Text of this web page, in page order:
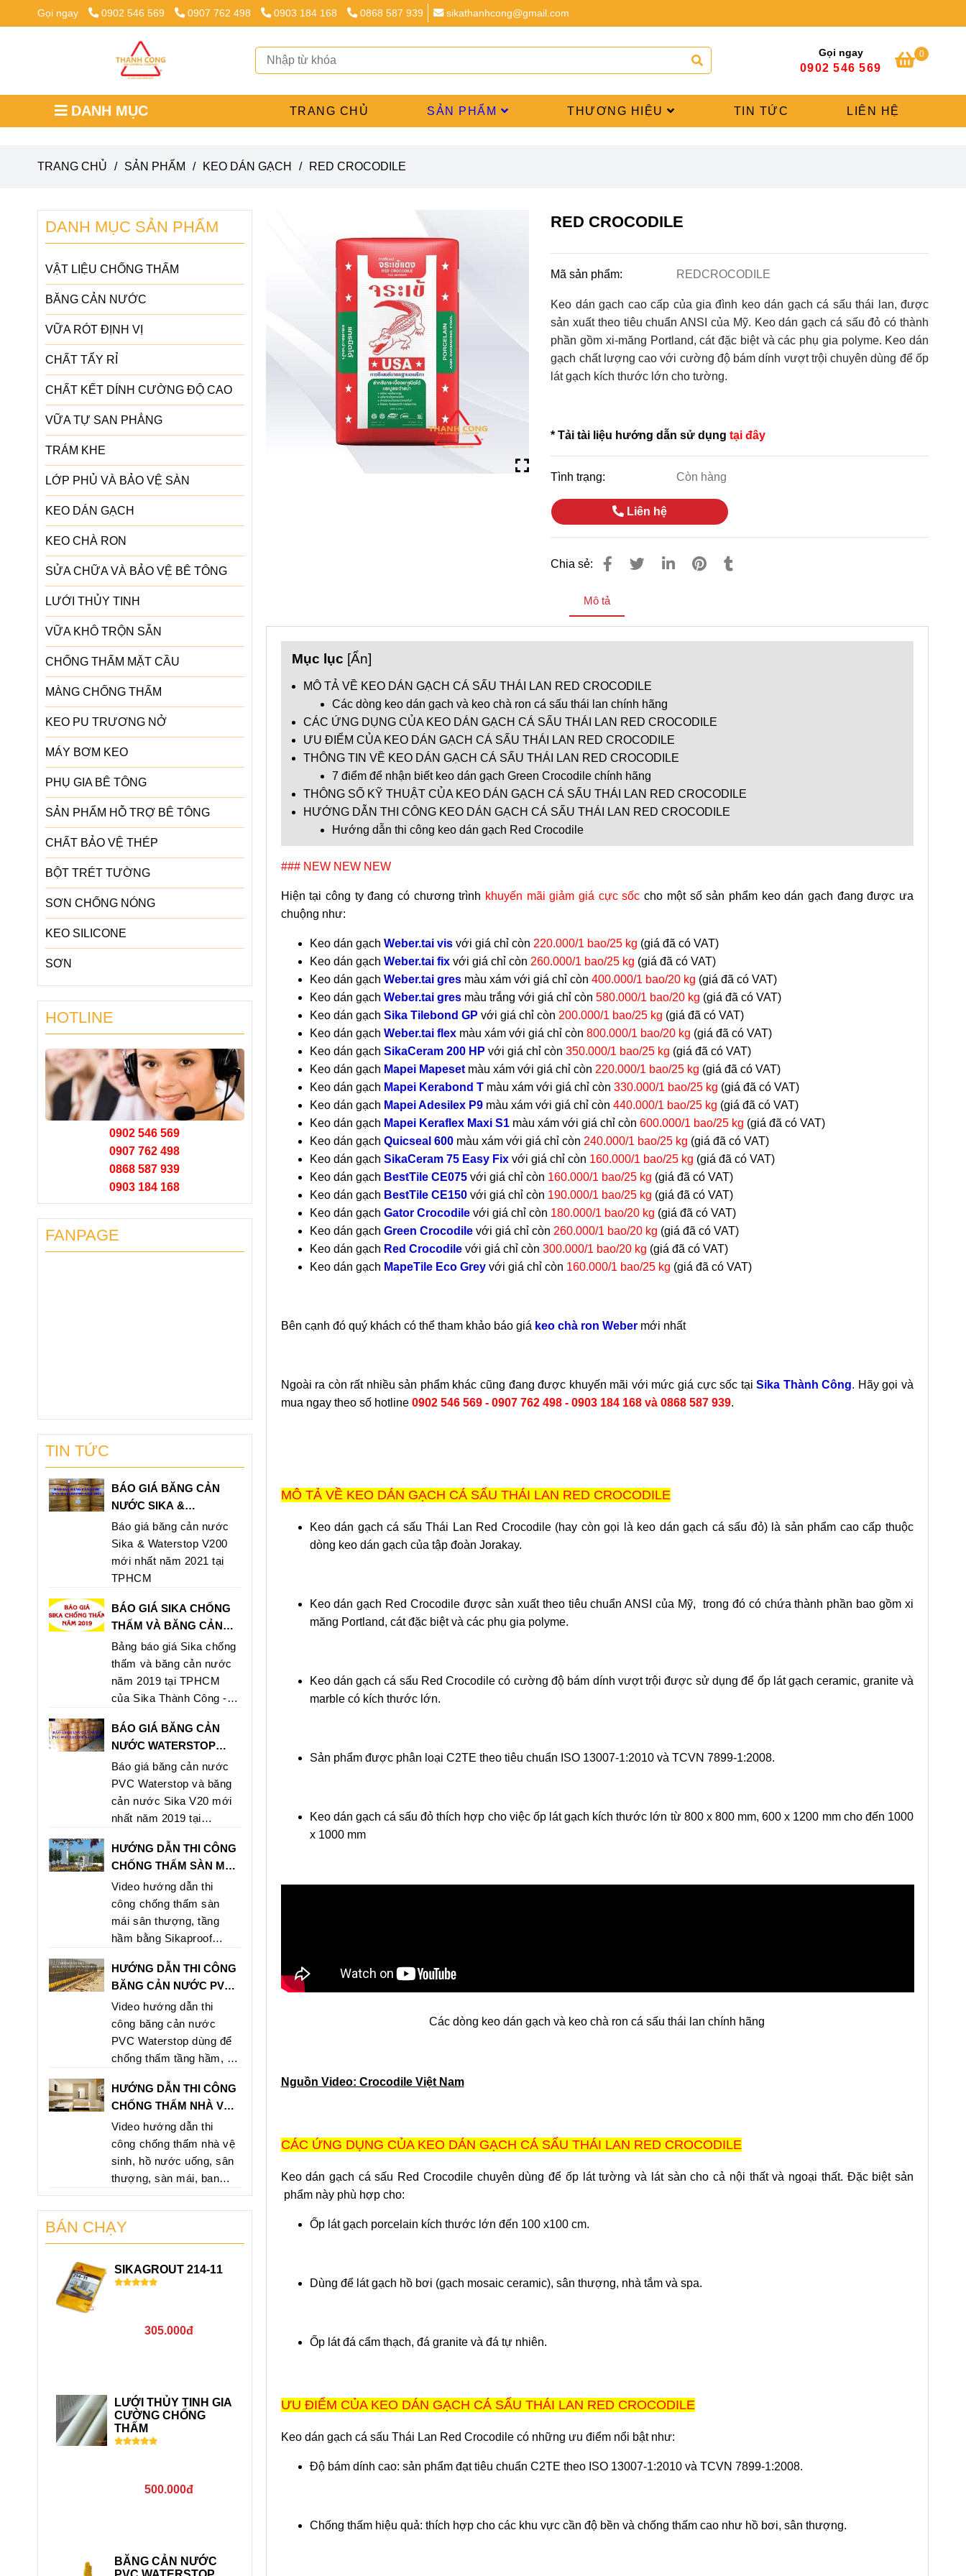
Gọi ngay 0902 546 569 0907 762 498 0903 184 168 0868 587 939 sikathanhcong@gmail.com
Gọi ngay
0902 546 569
0
DANH MỤC TRANG CHỦ SẢN PHẨM THƯƠNG HIỆU TIN TỨC LIÊN HỆ
TRANG CHỦ / SẢN PHẨM / KEO DÁN GẠCH / RED CROCODILE
RED CROCODILE
Mã sản phẩm: REDCROCODILE
Keo dán gạch cao cấp của gia đình keo dán gạch cá sấu thái lan, được
sản xuất theo tiêu chuẩn ANSI của Mỹ. Keo dán gạch cá sấu đỏ có thành
phần gồm xi-măng Portland, cát đặc biệt và các phụ gia polyme. Keo dán
gạch chất lượng cao với cường độ bám dính vượt trội chuyên dùng để ốp
lát gạch kích thước lớn cho tường.
*Tải tài liệu hướng dẫn sử dụng tại đây
Tình trạng: Còn hàng
Liên hệ
Chia sẻ:
Mô tả
Mục lục [Ẩn]
MÔ TẢ VỀ KEO DÁN GẠCH CÁ SẤU THÁI LAN RED CROCODILE
Các dòng keo dán gạch và keo chà ron cá sấu thái lan chính hãng
CÁC ỨNG DỤNG CỦA KEO DÁN GẠCH CÁ SẤU THÁI LAN RED CROCODILE
ƯU ĐIỂM CỦA KEO DÁN GẠCH CÁ SẤU THÁI LAN RED CROCODILE
THÔNG TIN VỀ KEO DÁN GẠCH CÁ SẤU THÁI LAN RED CROCODILE
7 điểm để nhận biết keo dán gạch Green Crocodile chính hãng
THÔNG SỐ KỸ THUẬT CỦA KEO DÁN GẠCH CÁ SẤU THÁI LAN RED CROCODILE
HƯỚNG DẪN THI CÔNG KEO DÁN GẠCH CÁ SẤU THÁI LAN RED CROCODILE
Hướng dẫn thi công keo dán gạch Red Crocodile
### NEW NEW NEW
Hiện tại công ty đang có chương trình khuyến mãi giảm giá cực sốc cho một số sản phẩm keo dán gạch đang được ưa
chuộng như:
Keo dán gạch Weber.tai visvới giá chỉ còn 220.000/1 bao/25 kg (giá đã có VAT)
Keo dán gạch Weber.tai fixvới giá chỉ còn 260.000/1 bao/25 kg (giá đã có VAT)
Keo dán gạch Weber.tai gresmàu xám với giá chỉ còn 400.000/1 bao/20 kg (giá đã có VAT)
Keo dán gạch Weber.tai gresmàu trắng với giá chỉ còn 580.000/1 bao/20 kg (giá đã có VAT)
Keo dán gạch Sika Tilebond GP với giá chỉ còn 200.000/1 bao/25 kg (giá đã có VAT)
Keo dán gạch Weber.tai flexmàu xám với giá chỉ còn 800.000/1 bao/20 kg (giá đã có VAT)
Keo dán gạch SikaCeram 200 HP với giá chỉ còn 350.000/1 bao/25 kg (giá đã có VAT)
Keo dán gạch Mapei Mapesetmàu xám với giá chỉ còn 220.000/1 bao/25 kg (giá đã có VAT)
Keo dán gạch Mapei Kerabond Tmàu xám với giá chỉ còn 330.000/1 bao/25 kg (giá đã có VAT)
Keo dán gạch Mapei Adesilex P9màu xám với giá chỉ còn 440.000/1 bao/25 kg (giá đã có VAT)
Keo dán gạch Mapei Keraflex Maxi S1màu xám với giá chỉ còn 600.000/1 bao/25 kg (giá đã có VAT)
Keo dán gạch Quicseal 600 màu xám với giá chỉ còn 240.000/1 bao/25 kg (giá đã có VAT)
Keo dán gạch SikaCeram 75 Easy Fixvới giá chỉ còn 160.000/1 bao/25 kg (giá đã có VAT)
Keo dán gạch BestTile CE075với giá chỉ còn 160.000/1 bao/25 kg (giá đã có VAT)
Keo dán gạch BestTile CE150với giá chỉ còn 190.000/1 bao/25 kg (giá đã có VAT)
Keo dán gạch Gator Crocodilevới giá chỉ còn 180.000/1 bao/20 kg (giá đã có VAT)
Keo dán gạch Green Crocodilevới giá chỉ còn 260.000/1 bao/20 kg (giá đã có VAT)
Keo dán gạch Red Crocodilevới giá chỉ còn 300.000/1 bao/20 kg (giá đã có VAT)
Keo dán gạch MapeTile Eco Greyvới giá chỉ còn 160.000/1 bao/25 kg (giá đã có VAT)
Bên cạnh đó quý khách có thể tham khảo báo giá keo chà ron Webermới nhất
Ngoài ra còn rất nhiều sản phẩm khác cũng đang được khuyến mãi với mức giá cực sốc tạiSika Thành Công. Hãy gọi và
mua ngay theo số hotline 0902 546 569 - 0907 762 498 - 0903 184 168 và 0868 587 939.
MÔ TẢ VỀ KEO DÁN GẠCH CÁ SẤU THÁI LAN RED CROCODILE
Keo dán gạch cá sấu Thái Lan Red Crocodile (hay còn gọi là keo dán gạch cá sấu đỏ) là sản phẩm cao cấp thuộc
dòng keo dán gạch của tập đoàn Jorakay.
Keo dán gạch Red Crocodile được sản xuất theo tiêu chuẩn ANSI của Mỹ, trong đó có chứa thành phần bao gồm xi
măng Portland, cát đặc biệt và các phụ gia polyme.
Keo dán gạch cá sấu Red Crocodile có cường độ bám dính vượt trội được sử dụng để ốp lát gạch ceramic, granite và
marble có kích thước lớn.
Sản phẩm được phân loại C2TE theo tiêu chuẩn ISO 13007-1:2010 và TCVN 7899-1:2008.
Keo dán gạch cá sấu đỏ thích hợp cho việc ốp lát gạch kích thước lớn từ 800 x 800 mm, 600 x 1200 mm cho đến 1000
x 1000 mm
Các dòng keo dán gạch và keo chà ron cá sấu thái lan chính hãng
Nguồn Video: Crocodile Việt Nam
CÁC ỨNG DỤNG CỦA KEO DÁN GẠCH CÁ SẤU THÁI LAN RED CROCODILE
Keo dán gạch cá sấu Red Crocodile chuyên dùng để ốp lát tường và lát sàn cho cả nội thất và ngoại thất. Đặc biệt sản
phẩm này phù hợp cho:
Ốp lát gạch porcelain kích thước lớn đến 100 x100 cm.
Dùng để lát gạch hồ bơi (gạch mosaic ceramic), sân thượng, nhà tắm và spa.
Ốp lát đá cẩm thạch, đá granite và đá tự nhiên.
ƯU ĐIỂM CỦA KEO DÁN GẠCH CÁ SẤU THÁI LAN RED CROCODILE
Keo dán gạch cá sấu Thái Lan Red Crocodile có những ưu điểm nổi bật như:
Độ bám dính cao: sản phẩm đạt tiêu chuẩn C2TE theo ISO 13007-1:2010 và TCVN 7899-1:2008.
Chống thấm hiệu quả: thích hợp cho các khu vực cần độ bền và chống thấm cao như hồ bơi, sân thượng.
DANH MỤC SẢN PHẨM
VẬT LIỆU CHỐNG THẤM
BĂNG CẢN NƯỚC
VỮA RÓT ĐỊNH VỊ
CHẤT TẨY RỈ
CHẤT KẾT DÍNH CƯỜNG ĐỘ CAO
VỮA TỰ SAN PHẲNG
TRÁM KHE
LỚP PHỦ VÀ BẢO VỆ SÀN
KEO DÁN GẠCH
KEO CHÀ RON
SỬA CHỮA VÀ BẢO VỆ BÊ TÔNG
LƯỚI THỦY TINH
VỮA KHÔ TRỘN SẴN
CHỐNG THẤM MẶT CẦU
MÀNG CHỐNG THẤM
KEO PU TRƯƠNG NỞ
MÁY BƠM KEO
PHỤ GIA BÊ TÔNG
SẢN PHẨM HỖ TRỢ BÊ TÔNG
CHẤT BẢO VỆ THÉP
BỘT TRÉT TƯỜNG
SƠN CHỐNG NÓNG
KEO SILICONE
SƠN
HOTLINE
0902 546 569
0907 762 498
0868 587 939
0903 184 168
FANPAGE
TIN TỨC
BÁO GIÁ BĂNG CẢN
NƯỚC SIKA &
WATERSTOP V200 MỚI
NHẤT NĂM 2021 TẠI
HCM
Báo giá băng cản nước
Sika & Waterstop V200
mới nhất năm 2021 tại
TPHCM
BÁO GIÁ SIKA CHỐNG
THẤM VÀ BĂNG CẢN
NƯỚC NĂM 2019 TẠI
TPHCM
Bảng báo giá Sika chống
thấm và băng cản nước
năm 2019 tại TPHCM
của Sika Thành Công -
của Sika tại TPHCM. Mọi
chi tiết xin vui lòng liên
hệ theo số hotline 0902
546 569 - 0907 762 498
BÁO GIÁ BĂNG CẢN
NƯỚC WATERSTOP
V200 & SIKA V20 GIÁ RẺ
NHẤT 2019 TẠI HCM
Báo giá băng cản nước
PVC Waterstop và băng
cản nước Sika V20 mới
nhất năm 2019 tại
HƯỚNG DẪN THI CÔNG
CHỐNG THẤM SÀN MÁI
SÂN THƯỢNG BẰNG
SIKAPROOF
MEMBRANE
Video hướng dẫn thi
công chống thấm sàn
mái sân thượng, tầng
hầm bằng Sikaproof
lại hiệu quả cao, bảo vệ
lâu dài và không bị thấm
cho công trìnhh. Hãy gọi
và liên hệ ngay theo số
hotline 0902 546 569
hoặc 0907 762 498 để
HƯỚNG DẪN THI CÔNG
BĂNG CẢN NƯỚC PVC
WATERSTOP TẠI
TPHCM
Video hướng dẫn thi
công băng cản nước
PVC Waterstop dùng để
chống thấm tầng hầm, hồ
PVC Waterstop V200
giảm giá cực sốc chỉ còn
85.000/mét. Hãy gọi và
mua ngay theo số hotline
0902 546 569 hoặc 0907
762 498
HƯỚNG DẪN THI CÔNG
CHỐNG THẤM NHÀ VỆ
SINH BẰNG SIKATOP
SEAL 107
Video hướng dẫn thi
công chống thấm nhà vệ
sinh, hồ nước uống, sân
thượng, sàn mái, ban
công bằng Sikatop Seal
107. Sikatop Seal 107
giảm giá cực sốc chỉ còn
730.000/bộ/25kg. Hãy gọi
và mua ngay theo số
hotline 0902 546 569
BÁN CHẠY
SIKAGROUT 214-11
305.000đ
LƯỚI THỦY TINH GIA
CƯỜNG CHỐNG
THẤM
500.000đ
BĂNG CẢN NƯỚC